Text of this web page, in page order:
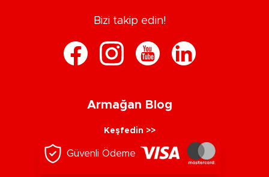
Bizi takip edin!
Armağan Blog
Keşfedin >>
Güvenli Ödeme